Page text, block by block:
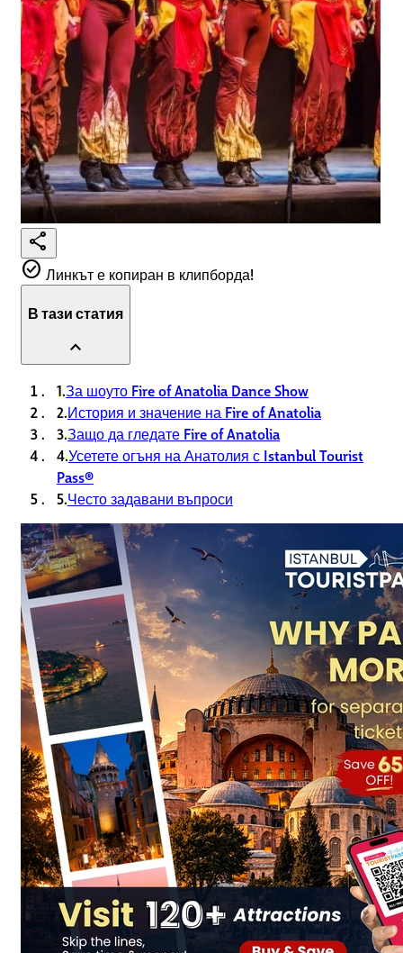
share
check_circle Линкът е копиран в клипборда!
В тази статия
expand_less
1.За шоуто Fire of Anatolia Dance Show
2.История и значение на Fire of Anatolia
3.Защо да гледате Fire of Anatolia
4.Усетете огъня на Анатолия с Istanbul Tourist
Pass®
5.Често задавани въпроси